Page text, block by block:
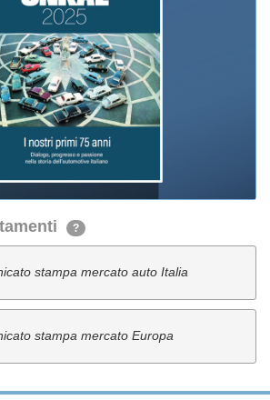
?
stampa mercato auto Italia
stampa mercato Europa